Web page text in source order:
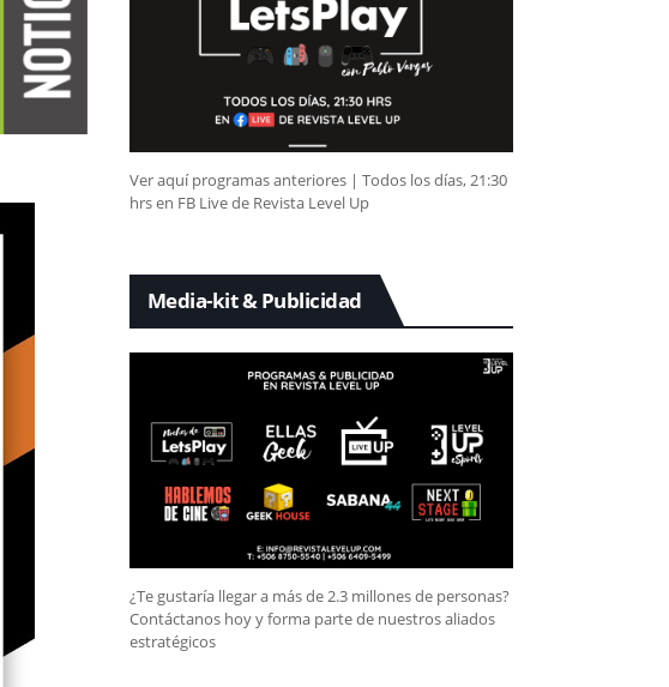
Ver aquí programas anteriores | Todos los días, 21:30
hrs en FB Live de Revista Level Up
Media-kit & Publicidad
¿Te gustaría llegar a más de 2.3 millones de personas?
Contáctanos hoy y forma parte de nuestros aliados
estratégicos